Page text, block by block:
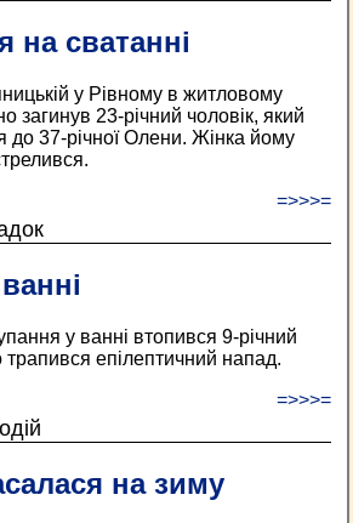
на сватанні
у Рівному в житловому
загинув 23-річний чоловік, який
до 37-річної Олени. Жінка йому
=>>>=
у ванні втопився 9-річний
трапився епілептичний напад.
=>>>=
на зиму